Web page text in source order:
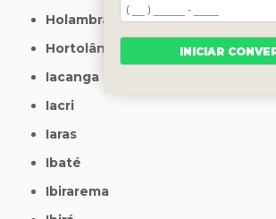
Holambra
Hortolândia
Iacanga
Iacri
Iaras
Ibaté
Ibirarema
INICIAR